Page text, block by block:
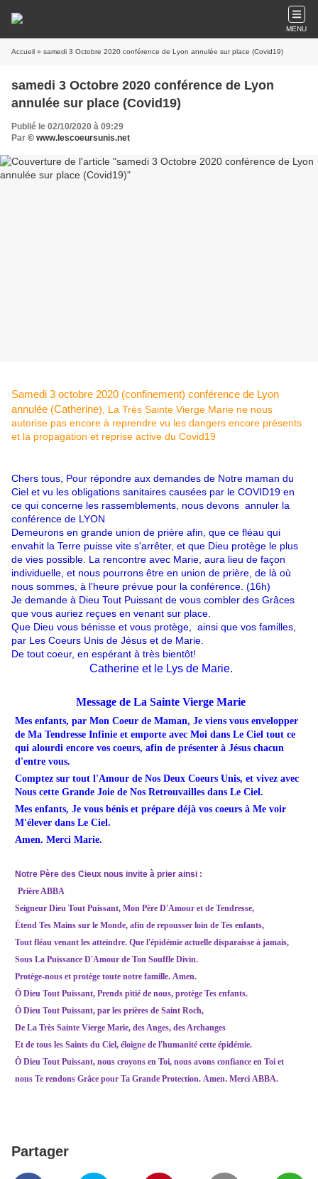
MENU
Accueil » samedi 3 Octobre 2020 conférence de Lyon annulée sur place (Covid19)
samedi 3 Octobre 2020 conférence de Lyon
annulée sur place (Covid19)
Publié le 02/10/2020 à 09:29
Par © www.lescoeursunis.net
Samedi 3 octobre 2020 (confinement) conférence de Lyon
annulée (Catherine), La Très Sainte Vierge Marie ne nous
autorise pas encore à reprendre vu les dangers encore présents
et la propagation et reprise active du Covid19
Chers tous, Pour répondre aux demandes de Notre maman du
Ciel et vu les obligations sanitaires causées par le COVID19 en
ce qui concerne les rassemblements , nous devons annuler la
conférence de LYON
Demeurons en grande union de prière afin, que ce fléau qui
envahit la Terre puisse vite s'arrêter, et que Dieu protège le plus
de vies possible. La rencontre avec Marie, aura lieu de façon
individuelle, et nous pourrons être en union de prière, de là où
nous sommes, à l'heure prévue pour la conférence. (16h)
Je demande à Dieu Tout Puissant de vous combler des Grâces
que vous auriez reçues en venant sur place.
Que Dieu vous bénisse et vous protège, ainsi que vos familles,
par Les Coeurs Unis de Jésus et de Marie.
De tout coeur, en espérant à très bientôt!
Catherine et le Lys de Marie.
Message de La Sainte Vierge Marie
Mes enfants, par Mon Coeur de Maman, Je viens vous envelopper
de Ma Tendresse Infinie et emporte avec Moi dans Le Ciel tout ce
qui alourdi encore vos coeurs, afin de présenter à Jésus chacun
d'entre vous.
Comptez sur tout l'Amour de Nos Deux Coeurs Unis, et vivez avec
Nous cette Grande Joie de Nos Retrouvailles dans Le Ciel.
Mes enfants, Je vous bénis et prépare déjà vos coeurs à Me voir
M'élever dans Le Ciel.
Amen. Merci Marie.
Notre Père des Cieux nous invite à prier ainsi :
Prière ABBA
Seigneur Dieu Tout Puissant, Mon Père D'Amour et de Tendresse,
Étend Tes Mains sur le Monde, afin de repousser loin de Tes enfants,
Tout fléau venant les atteindre. Que l'épidémie actuelle disparaisse à jamais,
Sous La Puissance D'Amour de Ton Souffle Divin.
Protège-nous et protège toute notre famille. Amen.
Ô Dieu Tout Puissant, Prends pitié de nous, protège Tes enfants.
Ô Dieu Tout Puissant, par les prières de Saint Roch,
De La Très Sainte Vierge Marie, des Anges, des Archanges
Et de tous les Saints du Ciel, éloigne de l'humanité cette épidémie.
Ô Dieu Tout Puissant, nous croyons en Toi, nous avons confiance en Toi et
nous Te rendons Grâce pour Ta Grande Protection. Amen. Merci ABBA.
Partager